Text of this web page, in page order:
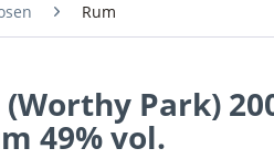
Rum
(Worthy Park)
49% vol.